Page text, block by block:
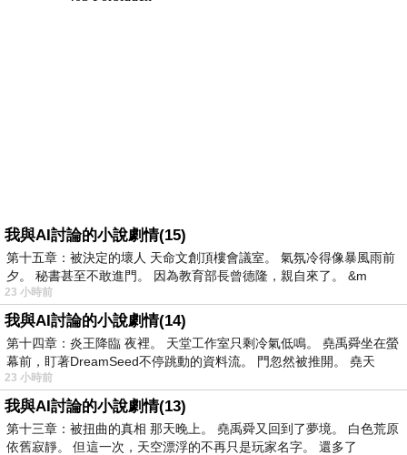
我與AI討論的小說劇情(15)
第十五章：被決定的壞人 天命文創頂樓會議室。 氣氛冷得像暴風雨前
夕。 秘書甚至不敢進門。 因為教育部長曾德隆，親自來了。 &m
23 小時前
我與AI討論的小說劇情(14)
第十四章：炎王降臨 夜裡。 天堂工作室只剩冷氣低鳴。 堯禹舜坐在螢
幕前，盯著DreamSeed不停跳動的資料流。 門忽然被推開。 堯天
23 小時前
我與AI討論的小說劇情(13)
第十三章：被扭曲的真相 那天晚上。 堯禹舜又回到了夢境。 白色荒原
依舊寂靜。 但這一次，天空漂浮的不再只是玩家名字。 還多了